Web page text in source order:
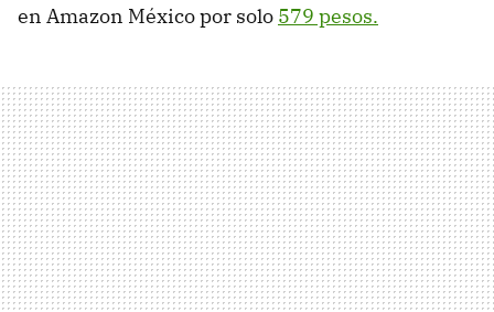
en Amazon México por solo 579 pesos.